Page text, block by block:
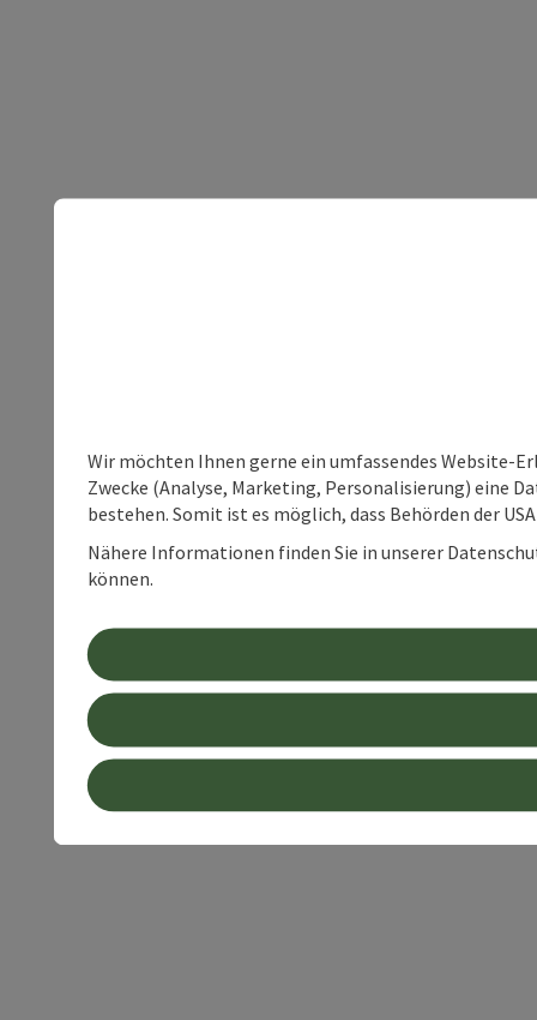
Wir möchten Ihnen gerne ein umfassendes Website-
Zwecke (Analyse, Marketing, Personalisierung) eine
bestehen. Somit ist es möglich, dass Behörden der
Nähere Informationen finden Sie in unserer
können.